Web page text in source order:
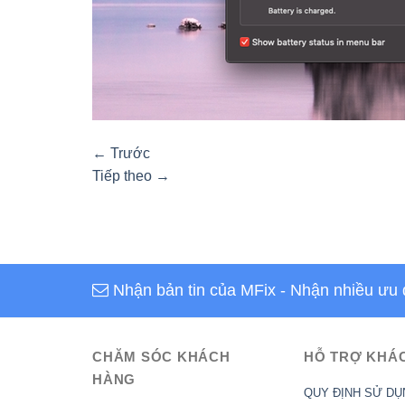
← Trước
Tiếp theo →
Nhận bản tin của MFix - Nhận nhiều ưu
CHĂM SÓC KHÁCH
HÀNG
HỖ TRỢ
QUY ĐỊNH SỬ